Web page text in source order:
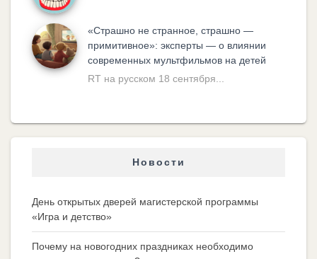
«Cтрашно не странное, страшно —
примитивное»: эксперты — о влиянии
современных мультфильмов на детей
RT на русском 18 сентября...
Новости
День открытых дверей магистерской программы
«Игра и детство»
Почему на новогодних праздниках необходимо